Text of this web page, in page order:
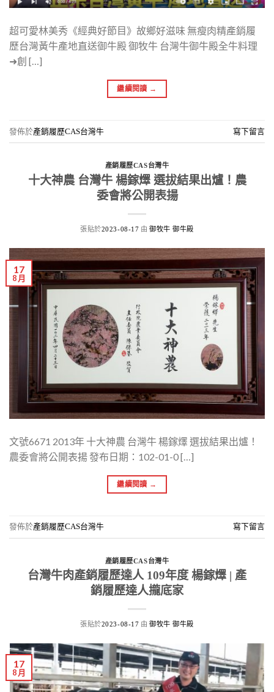
超可愛林美秀《經典好節目》故鄉好滋味 無瘦肉精產銷履
歷台灣黃牛產地直送御牛殿 御牧牛 台灣牛御牛殿全牛料理
➜創 […]
繼續閱讀 →
發佈於產銷履歷CAS台灣牛 寫下留言
產銷履歷CAS台灣牛
十大神農 台灣牛 楊鎵燡 選拔結果出爐！農
委會將公開表揚
張貼於2023-08-17 由御牧牛 御牛殿
17
8 月
文號6671 2013年 十大神農 台灣牛 楊鎵燡 選拔結果出爐！
農委會將公開表揚 發布日期：102-01-0 […]
繼續閱讀 →
發佈於產銷履歷CAS台灣牛 寫下留言
產銷履歷CAS台灣牛
台灣牛肉產銷履歷達人 109年度 楊鎵燡 | 產
銷履歷達人攏底家
張貼於2023-08-17 由御牧牛 御牛殿
17
8 月